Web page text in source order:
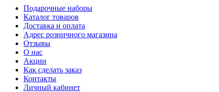
Подарочные наборы
Каталог товаров
Доставка и оплата
Адрес розничного магазина
Отзывы
О нас
Акции
Как сделать заказ
Контакты
Личный кабинет